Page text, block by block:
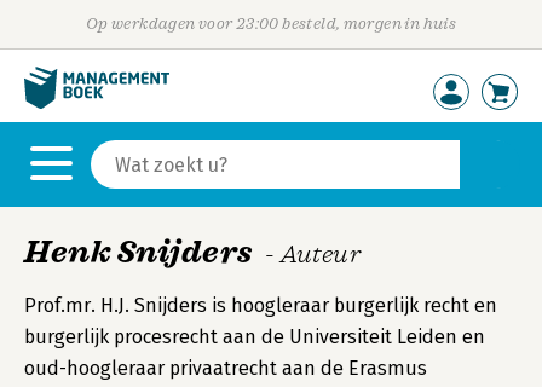
Op werkdagen voor 23:00 besteld, morgen in huis
Henk Snijders - Auteur
Prof.mr. H.J. Snijders is hoogleraar burgerlijk recht en
burgerlijk procesrecht aan de Universiteit Leiden en
oud-hoogleraar privaatrecht aan de Erasmus